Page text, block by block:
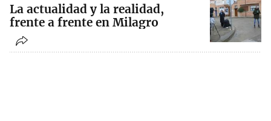
La actualidad y la realidad,
frente a frente en Milagro